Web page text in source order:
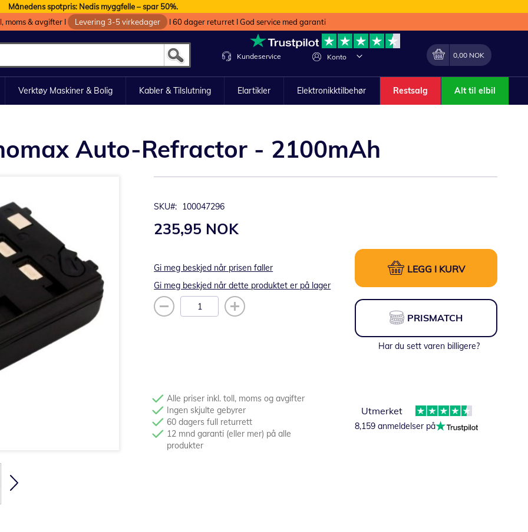
Månedens spotpris: Nedis myggfelle – spar 50%.
moms & avgifter I
Levering 3-5 virkedager I 60 dager returret I God service med garanti
Konto Endring
Min handlekurv
0,00 NOK
Kundeservice
Verktøy Maskiner & Bolig Kabler & Tilslutning Elartikler Elektronikktilbehør Restsalg Alt til elbil
Auto-Refractor - 2100mAh
SKU 100047296
235,95 NOK
Gi meg beskjed når prisen faller
Gi meg beskjed når dette produktet er på lager
LEGG I KURV
PRISMATCH
Har du sett varen billigere?
Alle priser inkl. toll, moms og avgifter
Ingen skjulte gebyrer
60 dagers full returrett
12 mnd garanti (eller mer) på alle
produkter
Utmerket
8,159 anmeldelser på